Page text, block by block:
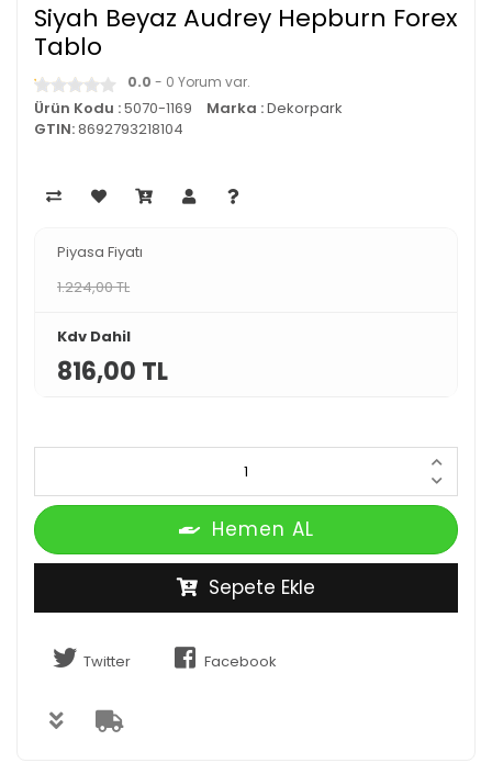
Siyah Beyaz Audrey Hepburn Forex
Tablo
0.0 - 0 Yorum var.
Ürün Kodu :5070-1169 Marka :Dekorpark
GTIN:8692793218104
Piyasa Fiyatı
1.224,00 TL
Kdv Dahil
816,00 TL
Hemen AL
Sepete Ekle
Twitter Facebook